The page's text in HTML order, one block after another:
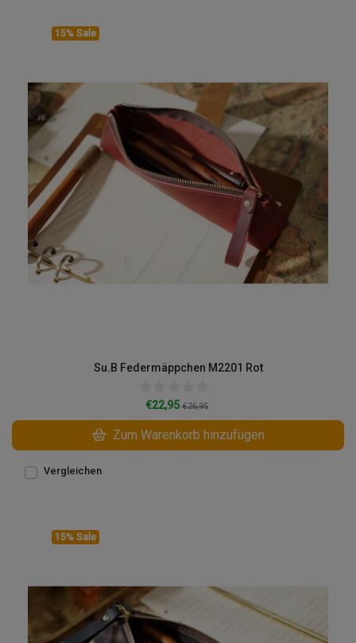
15% Sale
Su.B Federmäppchen M2201 Rot
€22,95€26,95
Zum Warenkorb hinzufügen
Vergleichen
15% Sale